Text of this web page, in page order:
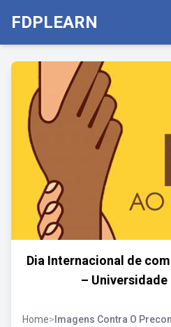
FDPLEARN
Dia Internacional de
–
Home> Imagens Contra O